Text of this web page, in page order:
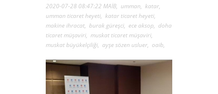
2020-07-28 08:47:22 MAİB, umman, katar,
umman ticaret heyeti, katar ticaret heyeti,
makine ihracat, burak güreşci, ece aksop, doha
ticaret müşaviri, muskat ticaret müşaviri,
muskat büyükelçiliği, ayşe sözen usluer, oaib,